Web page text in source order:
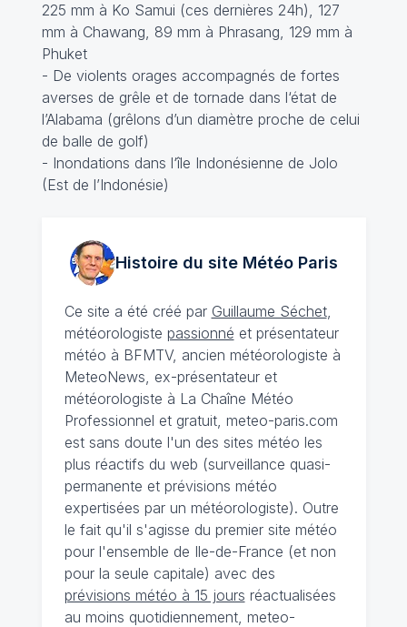
225 mm à Ko Samui (ces dernières 24h), 127
mm à Chawang, 89 mm à Phrasang, 129 mm à
Phuket
- De violents orages accompagnés de fortes
averses de grêle et de tornade dans l‘état de
l’Alabama (grêlons d’un diamètre proche de celui
de balle de golf)
- Inondations dans l‘île Indonésienne de Jolo
(Est de l’Indonésie)
Histoire du site MétéoParis
Ce site a été créé par Guillaume Séchet,
météorologiste passionné et présentateur
météo à BFMTV, ancien météorologiste à
MeteoNews, ex-présentateur et
météorologiste à La Chaîne Météo
Professionnel et gratuit, meteo-paris.com
est sans doute l'un des sites météo les
plus réactifs du web (surveillance quasi-
permanente et prévisions météo
expertisées par un météorologiste). Outre
le fait qu'il s'agisse du premier site météo
pour l'ensemble de Ile-de-France (et non
pour la seule capitale) avec des
prévisions météo à 15 jours réactualisées
au moins quotidiennement, meteo-